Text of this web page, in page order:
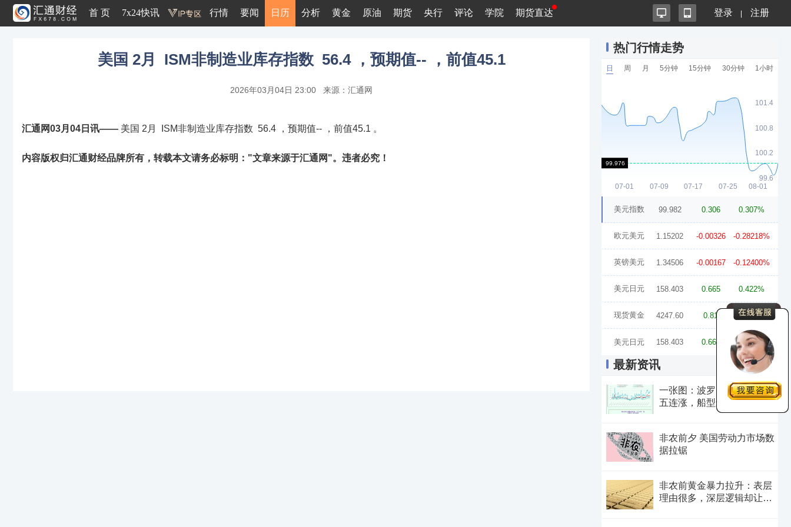
首 页 7x24快讯 行情 要闻 日历 分析 黄金 原油 期货 央行 评论 学院 期货直达 登录 注册
美国 2月 ISM非制造业库存指数 56.4 ，预期值-- ，前值45.1
2026年03月04日 23:00 来源：汇通网
汇通网03月04日讯—— 美国 2月 ISM非制造业库存指数 56.4 ，预期值-- ，前值45.1 。
内容版权归汇通财经品牌所有，转载本文请务必标明："文章来源于汇通网"。违者必究！
热门行情走势
日 周 月 5分钟 15分钟 30分钟 1小时
美元指数 99.982 0.306 0.307%
欧元美元 1.15202 -0.00326 -0.28218%
英镑美元 1.34506 -0.00167 -0.12400%
美元日元 158.403 0.665 0.422%
现货黄金 4247.60 0.81 0.02%
美元日元 158.403 0.665 0.422%
最新资讯
一张图：波罗的海指数止步
五连涨，船型运价显著分
化，市场结构性特征凸显
非农前夕 美国劳动力市场数
据拉锯
非农前黄金暴力拉升：表层
理由很多，深层逻辑却让人